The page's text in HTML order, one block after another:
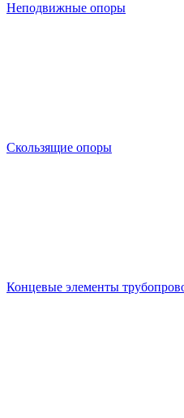
Неподвижные опоры
Скользящие опоры
Концевые элементы